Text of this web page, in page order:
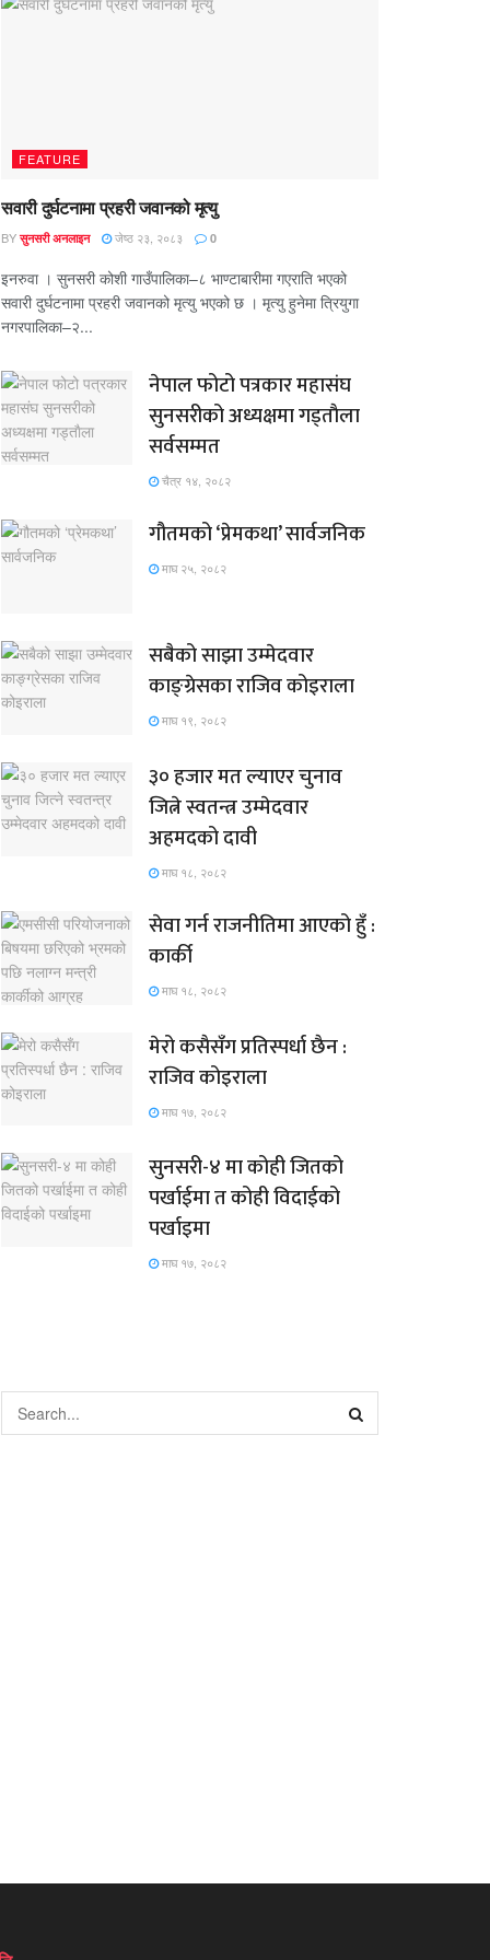
FEATURE
सवारी दुर्घटनामा प्रहरी जवानको मृत्यु
BY सुनसरी अनलाइन जेष्ठ २३, २०८३ 0
इनरुवा । सुनसरी कोशी गाउँपालिका–८ भाण्टाबारीमा गएराति भएको
सवारी दुर्घटनामा प्रहरी जवानको मृत्यु भएको छ । मृत्यु हुनेमा त्रियुगा
नगरपालिका–२...
नेपाल फोटो पत्रकार महासंघ
सुनसरीको अध्यक्षमा गड्ताैला
सर्वसम्मत
चैत्र १४, २०८२
गौतमको ‘प्रेमकथा’ सार्वजनिक
माघ २५, २०८२
सबैको साझा उम्मेदवार
काङ्ग्रेसका राजिव कोइराला
माघ १९, २०८२
३० हजार मत ल्याएर चुनाव
जित्ने स्वतन्त्र उम्मेदवार
अहमदको दावी
माघ १८, २०८२
सेवा गर्न राजनीतिमा आएको हुँ :
कार्की
माघ १८, २०८२
मेरो कसैसँग प्रतिस्पर्धा छैन :
राजिव कोइराला
माघ १७, २०८२
सुनसरी-४ मा कोही जितको
पर्खाईमा त कोही विदाईको
पर्खाइमा
माघ १७, २०८२